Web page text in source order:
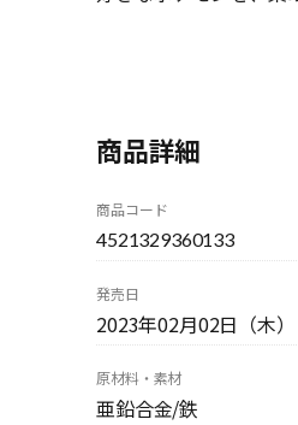
商品詳細
商品コード
4521329360133
発売日
2023年02月02日（木
原材料・素材
亜鉛合金/鉄